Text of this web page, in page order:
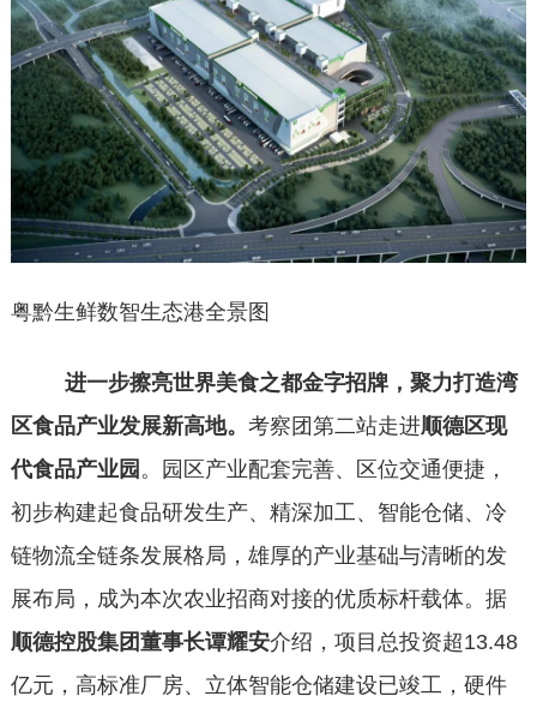
粤黔生鲜数智生态港全景图
进一步擦亮世界美食之都金字招牌，聚力打造湾
区食品产业发展新高地。 考察团第二站走进顺德区现
代食品产业园 。园区产业配套完善、区位交通便捷，
初步构建起食品研发生产、精深加工、智能仓储、冷
链物流全链条发展格局，雄厚的产业基础与清晰的发
展布局，成为本次农业招商对接的优质标杆载体。据
顺德控股集团董事长谭耀安介绍，项目总投资超13.48
亿元，高标准厂房、立体智能仓储建设已竣工，硬件